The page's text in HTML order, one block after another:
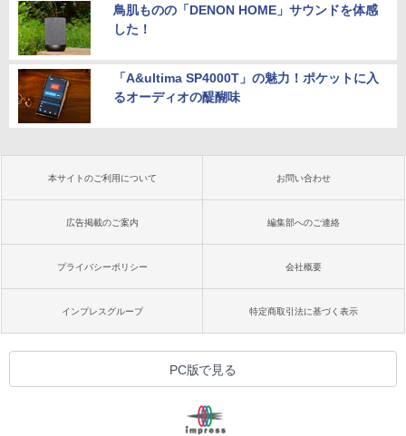
鳥肌ものの「DENON HOME」サウンドを体感
した！
「A&ultima SP4000T」の魅力！ポケットに入
るオーディオの醍醐味
本サイトのご利用について お問い合わせ
広告掲載のご案内 編集部へのご連絡
プライバシーポリシー 会社概要
インプレスグループ 特定商取引法に基づく表示
PC版で見る